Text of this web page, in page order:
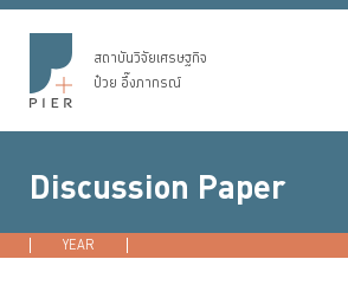
สถาบันวิจัยเศรษฐกิจ
ป๋วย อึ๊งภากรณ์
Discussion Paper
YEAR